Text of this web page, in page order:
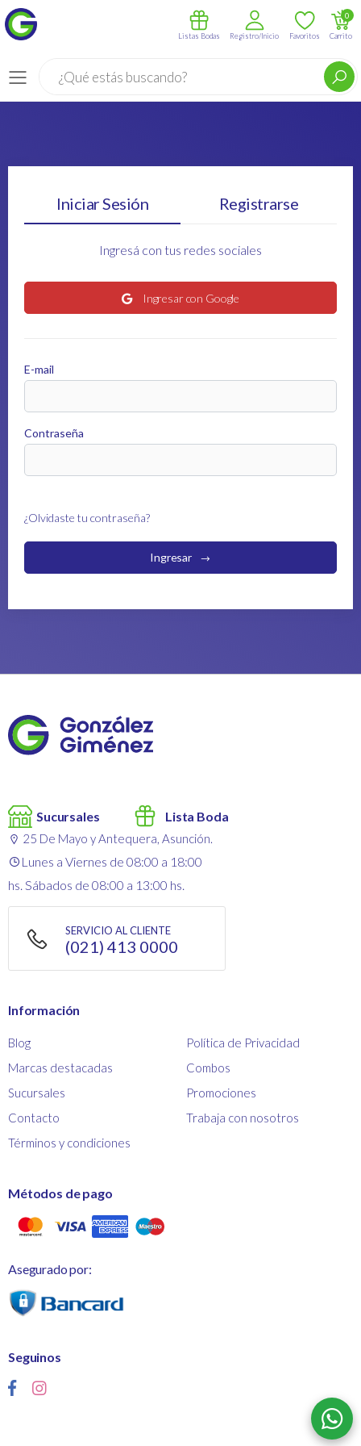
Menú
Listas Bodas Registro/Inicio Favoritos Carrito
0
Iniciar Sesión Registrarse
Ingresá con tus redes sociales
Ingresar con Google
E-mail
Contraseña
Ingresar
¿Olvidaste tu contraseña?
Sucursales Lista Boda
25 De Mayo y Antequera, Asunción.
Lunes a Viernes de 08:00 a 18:00
hs. Sábados de 08:00 a 13:00 hs.
SERVICIO AL CLIENTE
(021) 413 0000
Información
Blog
Marcas destacadas
Sucursales
Contacto
Términos y condiciones
Política de Privacidad
Combos
Promociones
Trabaja con nosotros
Métodos de pago
Asegurado por:
Seguinos